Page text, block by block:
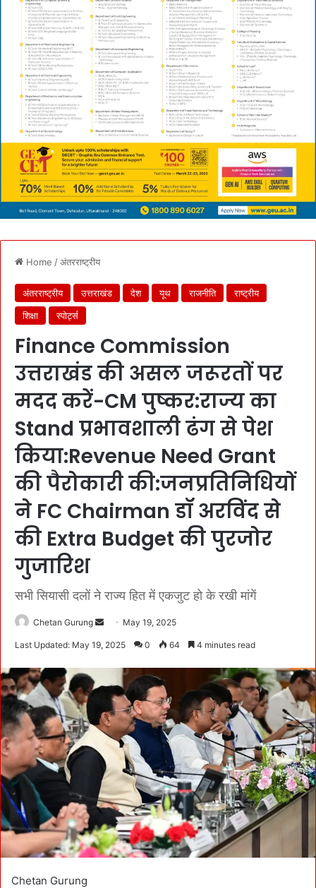
Home /अंतरराष्ट्रीय
अंतरराष्ट्रीय उत्तराखंड देश यूथ राजनीति
राष्ट्रीय
शिक्षा
स्पोर्ट्स
Finance Commission
उत्तराखंड की असल जरूरतों पर
मदद करें-CM पुष्कर:राज्य का
Stand प्रभावशाली ढंग से पेश
किया:Revenue Need Grant
की पैरोकारी की:जनप्रतिनिधियों
ने FC Chairman डॉ अरविंद से
की Extra Budget की पुरजोर
गुजारिश
सभी सियासी दलों ने राज्य हित में एकजुट हो के रखी मांगें
Chetan Gurung
a
e
m
a
i
l
May 19, 2025
Last Updated: May 19, 2025 0 64 4 minutes read
Chetan Gurung